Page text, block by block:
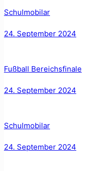
Schulmobilar
24. September 2024
Fußball Bereichsfinale
24. September 2024
Schulmobilar
24. September 2024